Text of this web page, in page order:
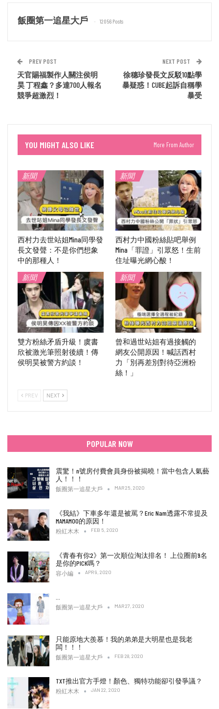
飯圈第一追星大戶 12056 Posts
PREV POST
天官賜福製作人關注侯明
昊 丁程鑫？多達700人報名
競爭超激烈！
NEXT POST
徐穗珍發長文反駁10點學
暴疑惑！CUBE起訴自稱學
暴受
YOU MIGHT ALSO LIKE More From Author
新聞
西村力去世站姐Mina同學發
長文發聲：不是你們想象
中的那種人！
新聞
西村力中國粉絲貼吧舉例
Mina「罪證」引眾怒！生前
住址曝光網心酸！
新聞
雙方粉絲矛盾升級！虞書
欣被激光筆照射後續！傳
侯明昊被警方約談！
新聞
曾和過世站姐有過接觸的
網友公開原因！喊話西村
力「別再差別對待亞洲粉
絲！」
PREV NEXT
POPULAR NOW
震驚！n號房付費會員身份被揭曉！當中包含人氣藝
人！！！
飯圈第一追星大戶 MAR 25, 2020
《我結》下車多年還是被罵？Eric Nam透露不常提及
MAMAMOO的原因！
粉紅木木 FEB 5, 2020
《青春有你2》第一次順位淘汰排名！ 上位圈前9名
是你的PICK嗎？
容小編 APR 9, 2020
飯圈第一追星大戶 MAR 27, 2020
只能原地大羨慕！我的弟弟是大明星也是我老
闆！！！
飯圈第一追星大戶 FEB 28, 2020
TXT推出官方手燈！顏色、獨特功能卻引發爭議？
粉紅木木 JAN 22, 2020